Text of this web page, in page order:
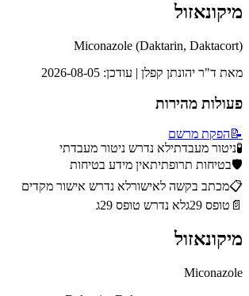
מיקונאזול
Miconazole (Daktarin, Daktacort)
מאת ד"ר יהונתן קפלן | עודכן: 2026-08-05
פעולות מהירות
📝 הפקת מרשם
🧪ניטור מעבדתילא נדרש ניטור מעבדתי
🛡️בטיחות תרופתיתאין מידע בטיחות
📋מכתב בקשה לאישורלא נדרש אישור מקדים
📄 טופס 29ג לא נדרש טופס 29ג
מיקונאזול
Miconazole